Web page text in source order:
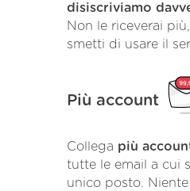
disiscriviamo
Non le riceverai
smetti di usare il
Più account
Collega più
tutte le email a cui
unico posto.